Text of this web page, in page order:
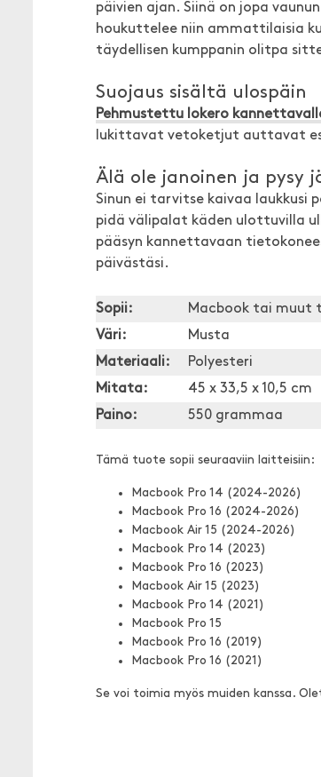
päivien ajan. Siinä on jopa
houkuttelee niin ammattilaisia
täydellisen kumppanin olitpa
Suojaus sisältä ulospäin
Pehmustettu lokero
lukittavat vetoketjut auttavat
Älä ole janoinen ja pysy
Sinun ei tarvitse kaivaa laukkusi
pidä välipalat käden ulottuvilla
pääsyn kannettavaan
päivästäsi.
Sopii:
Macbook tai muut
Väri:
Musta
Materiaali:
Polyesteri
Mitata:
45 x 33,5 x 10,5 cm
Paino:
550 grammaa
Tämä tuote sopii seuraaviin laitteisiin:
Macbook Pro 14 (2024-2026)
Macbook Pro 16 (2024-2026)
Macbook Air 15 (2024-2026)
Macbook Pro 14 (2023)
Macbook Pro 16 (2023)
Macbook Air 15 (2023)
Macbook Pro 14 (2021)
Macbook Pro 15
Macbook Pro 16 (2019)
Macbook Pro 16 (2021)
Se voi toimia myös muiden kanssa.